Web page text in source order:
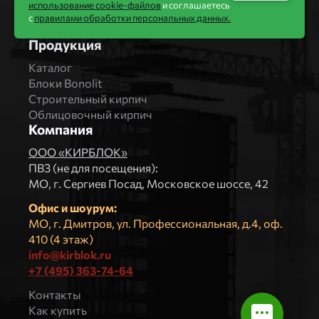
Комбинат СТРОМА
Продукция
Каталог
Блоки Bonolit
Строительный кирпич
Облицовочный кирпич
Компания
ООО «КИРБЛОК»
ПВЗ (не для посещения):
МO, г. Сергиев Посад, Московское шоссе, 42
Офис и шоурум:
МО, г. Дмитров, ул. Профессиональная, д.4, оф.
410 (4 этаж)
info@kirblok.ru
+7 (495) 363-74-64
Контакты
Как купить
использование cookie-файлови соглашаетесь
справилами обработки персональных данных.